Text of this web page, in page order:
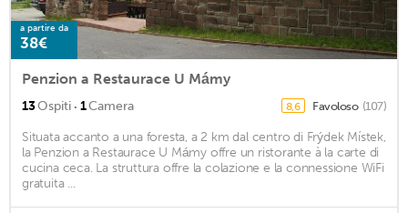
a partire da
38€
Penzion a Restaurace U Mámy
13Ospiti · 1Camera 8,6 Favoloso (107)
Situata accanto a una foresta, a 2 km dal centro di Frýdek Místek,
la Penzion a Restaurace U Mámy offre un ristorante à la carte di
cucina ceca. La struttura offre la colazione e la connessione WiFi
gratuita ...